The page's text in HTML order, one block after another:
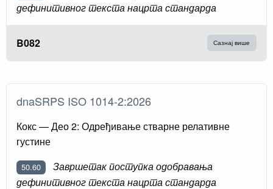
дефинитивног текста нацрта стандарда
B082 Сазнај више
dnaSRPS ISO 1014-2:2026
Кокс — Део 2: Одређивање стварне релативне
густине
50.60
Завршетак поступка одобравања
дефинитивног текста нацрта стандарда